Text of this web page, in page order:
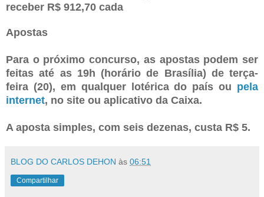
receber R$ 912,70 cada
Apostas
Para o próximo concurso, as apostas podem ser
feitas até as 19h (horário de Brasília) de terça-
feira (20), em qualquer lotérica do país ou pela
internet, no site ou aplicativo da Caixa.
A aposta simples, com seis dezenas, custa R$ 5.
BLOG DO CARLOS DEHON às 06:51
Compartilhar